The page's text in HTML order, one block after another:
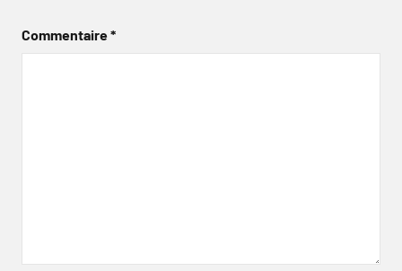
Commentaire*